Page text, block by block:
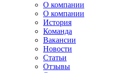
О компании
О компании
История
Команда
Вакансии
Новости
Статьи
Отзывы